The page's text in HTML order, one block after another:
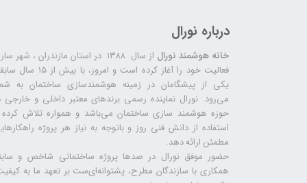
درباره نورال
خانه هوشمند نورال
از سال ۱۳۸۸ در استان مازندران ، شهر
فعالیت خود را آغاز کرده است و امروز، با بیش از
یکی از پیشگامان در زمینه هوشمندسازی ساختمان به
می‌رود. نورال نماینده رسمی برندهای معتبر داخلی و خارجی
حوزه هوشمند سازی ساختمان می‌باشد و همواره تلاش کرده
استفاده از دانش فنی روز و باتوجه به نیاز هر پروژه
مطمئن ارائه دهد.
حضور موفق نورال در صدها پروژه‌ ساختمانی شاخص و
همکاری با سازندگان مطرح، پشتوانه‌ای‌ست بر تعهد ما به